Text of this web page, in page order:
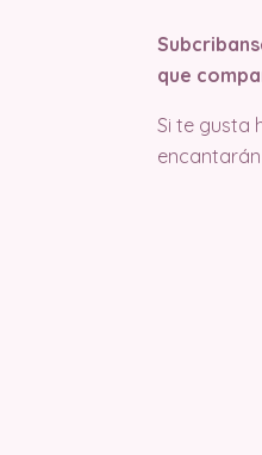
que
Si te gusta